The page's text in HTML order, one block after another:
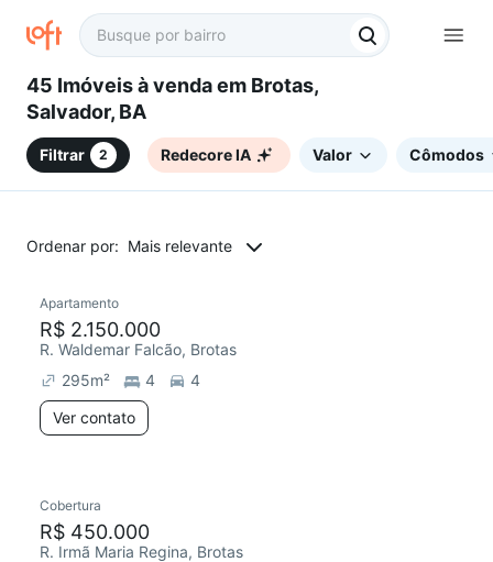
45 Imóveis à venda em Brotas,
Salvador, BA
Filtrar 2 Redecore IA Valor Cômodos
Ordenar por: Mais relevante
Apartamento
R$ 2.150.000
R. Waldemar Falcão, Brotas
295m² 4
4
Ver contato
Redecorar
Cobertura
R$ 450.000
R. Irmã Maria Regina, Brotas